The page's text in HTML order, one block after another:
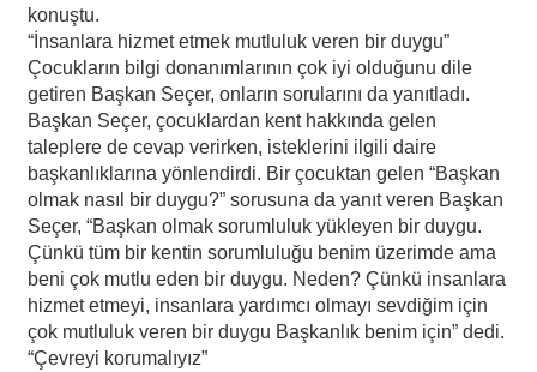
konuştu.
“İnsanlara hizmet etmek mutluluk veren bir duygu”
Çocukların bilgi donanımlarının çok iyi olduğunu dile
getiren Başkan Seçer, onların sorularını da yanıtladı.
Başkan Seçer, çocuklardan kent hakkında gelen
taleplere de cevap verirken, isteklerini ilgili daire
başkanlıklarına yönlendirdi. Bir çocuktan gelen “Başkan
olmak nasıl bir duygu?” sorusuna da yanıt veren Başkan
Seçer, “Başkan olmak sorumluluk yükleyen bir duygu.
Çünkü tüm bir kentin sorumluluğu benim üzerimde ama
beni çok mutlu eden bir duygu. Neden? Çünkü insanlara
hizmet etmeyi, insanlara yardımcı olmayı sevdiğim için
çok mutluluk veren bir duygu Başkanlık benim için” dedi.
“Çevreyi korumalıyız”